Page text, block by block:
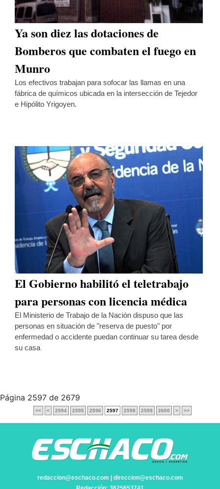
Ya son diez las dotaciones de
Bomberos que combaten el fuego en
Munro
Los efectivos trabajan para sofocar las llamas en una
fábrica de químicos ubicada en la intersección de Tejedor
e Hipólito Yrigoyen.
El Gobierno habilitó el teletrabajo
para personas con licencia médica
El Ministerio de Trabajo de la Nación dispuso que las
personas en situación de "reserva de puesto" por
enfermedad o accidente puedan continuar su tarea desde
su casa
Página 2597 de 2679
<< < 2594 2595 2596 2597 2598 2599 2600 > >>
redaccion@eschaco.com | direccion@eschaco.com